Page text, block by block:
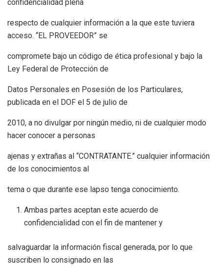
confidencialidad plena
respecto de cualquier información a la que este tuviera
acceso. “EL PROVEEDOR” se
compromete bajo un código de ética profesional y bajo la
Ley Federal de Protección de
Datos Personales en Posesión de los Particulares,
publicada en el DOF el 5 de julio de
2010, a no divulgar por ningún medio, ni de cualquier modo
hacer conocer a personas
ajenas y extrañas al “CONTRATANTE.” cualquier información
de los conocimientos al
tema o que durante ese lapso tenga conocimiento.
Ambas partes aceptan este acuerdo de
confidencialidad con el fin de mantener y
salvaguardar la información fiscal generada, por lo que
suscriben lo consignado en las